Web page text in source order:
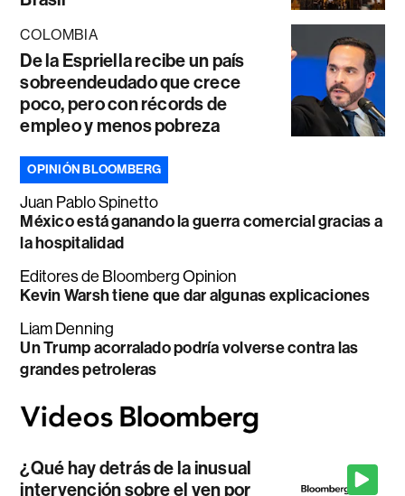
COLOMBIA
De la Espriella recibe un país
sobreendeudado que crece
poco, pero con récords de
empleo y menos pobreza
OPINIÓN BLOOMBERG
Juan Pablo Spinetto
México está ganando la guerra comercial gracias a
la hospitalidad
Editores de Bloomberg Opinion
Kevin Warsh tiene que dar algunas explicaciones
Liam Denning
Un Trump acorralado podría volverse contra las
grandes petroleras
¿Qué hay detrás de la inusual
intervención sobre el yen por